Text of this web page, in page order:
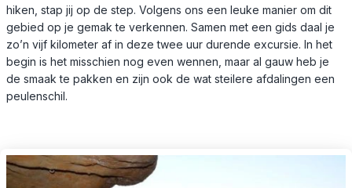
hiken, stap jij op de step. Volgens ons een leuke manier om dit
gebied op je gemak te verkennen. Samen met een gids daal je
zo’n vijf kilometer af in deze twee uur durende excursie. In het
begin is het misschien nog even wennen, maar al gauw heb je
de smaak te pakken en zijn ook de wat steilere afdalingen een
peulenschil.